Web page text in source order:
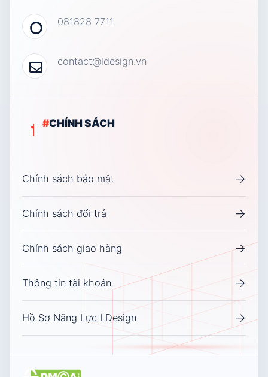
081828 7711
contact@ldesign.vn
#CHÍNH SÁCH
Chính sách bảo mật →
Chính sách đổi trả →
Chính sách giao hàng →
Thông tin tài khoản →
Hồ Sơ Năng Lực LDesign →